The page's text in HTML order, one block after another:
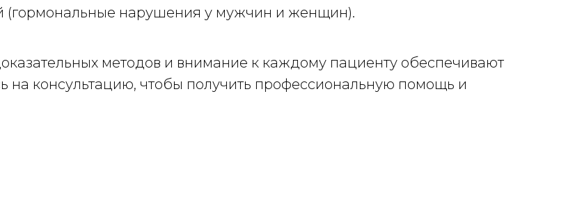
(гормональные нарушения у мужчин и женщин).
методов и внимание к каждому пациенту обеспечивают
на консультацию, чтобы получить профессиональную помощь и